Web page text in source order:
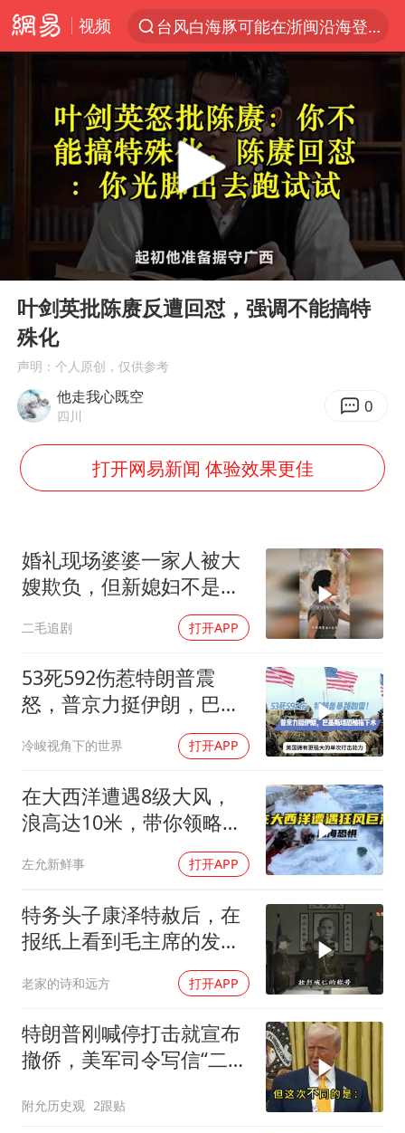
视频
台风白海豚可能在浙闽沿海登陆
以“新”破局 首发经济点亮城市消费活力
台风白海豚影响中国已成定局
宇树科技发行价格150.80元/股
郑国霖回应去景区上班被保安拦下
中央气象台发布台风黄色预警
80后女柜员逆袭成4200亿银行副行长
感觉全东北都在等7号
多地要求领导干部带头休假
关之琳否认与27岁模特的恋情
韩国到底有多热
村民谈“梅姨”：叫的其实是“媒姨”
中国“五箭齐发”反制美国
中国经济展现强大韧性和活力
Play
00:00 05:36
叶剑英批陈赓反遭回怼，强调不能搞特
殊化
声明：个人原创，仅供参考
他走我心既空
四川 0
打开网易新闻 体验效果更佳
婚礼现场婆婆一家人被大
嫂欺负，但新媳妇不是好
二毛追剧 打开APP
53死592伤惹特朗普震
怒，普京力挺伊朗，巴恐
冷峻视角下的世界 打开APP
在大西洋遭遇8级大风，
浪高达10米，带你领略最
左允新鲜事 打开APP
特务头子康泽特赦后，在
报纸上看到毛主席的发
言，激动得不省人事
老家的诗和远方 打开APP
特朗普刚喊停打击就宣布
撤侨，美军司令写信“二选
吗？
附允历史观 2跟贴